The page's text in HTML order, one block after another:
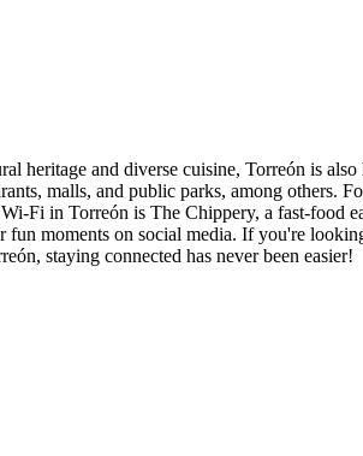
and diverse cuisine, Torreón is also
malls, and public parks, among others.
Fi in Torreón is The Chippery, a fast-food
moments on social media. If you're
staying connected has never been easier!